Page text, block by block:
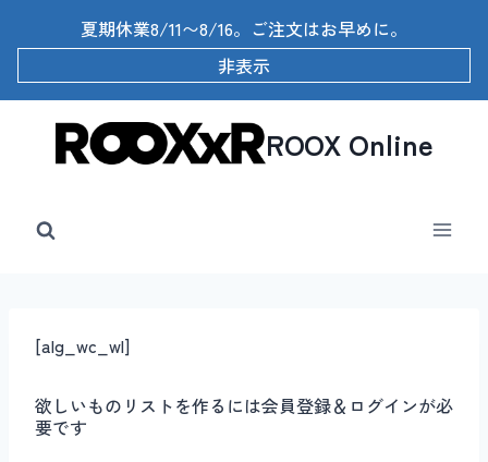
キ
夏期休業8/11〜8/16。ご注文はお早めに。
非表示
ROOX Online
[alg_wc_wl]
欲しいものリストを作るには会員登録＆ログインが必
要です